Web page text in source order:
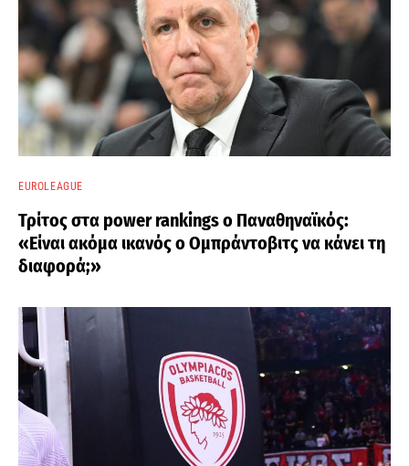
EUROLEAGUE
Τρίτος στα power rankings ο Παναθηναϊκός:
«Είναι ακόμα ικανός ο Ομπράντοβιτς να κάνει τη
διαφορά;»